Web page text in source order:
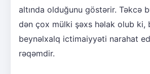
altında olduğunu göstərir. Təkcə
dən çox mülki şəxs həlak olub ki,
beynəlxalq ictimaiyyəti narahat
rəqəmdir.